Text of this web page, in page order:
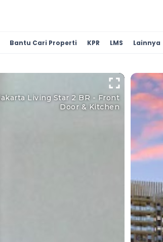
Bantu Cari Properti KPR LMS Lainnya